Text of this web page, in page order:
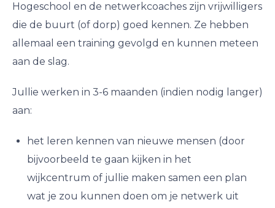
Hogeschool en de netwerkcoaches zijn vrijwilligers
die de buurt (of dorp) goed kennen. Ze hebben
allemaal een training gevolgd en kunnen meteen
aan de slag.
Jullie werken in 3-6 maanden (indien nodig langer)
aan:
het leren kennen van nieuwe mensen (door
bijvoorbeeld te gaan kijken in het
wijkcentrum of jullie maken samen een plan
wat je zou kunnen doen om je netwerk uit